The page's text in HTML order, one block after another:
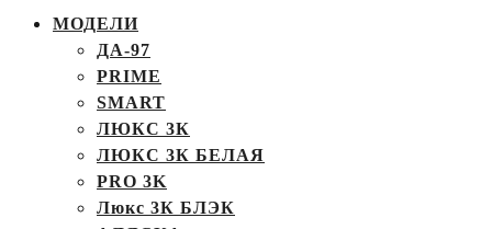
МОДЕЛИ
ДА-97
PRIME
SMART
ЛЮКС 3К
ЛЮКС 3К БЕЛАЯ
PRO 3K
Люкс 3К БЛЭК